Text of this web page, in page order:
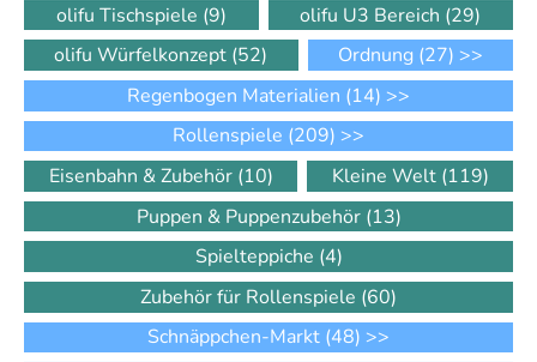
olifu Tischspiele (9) olifu U3 Bereich (29)
olifu Würfelkonzept (52) Ordnung (27) >>
Regenbogen Materialien (14) >>
Rollenspiele (209) >>
Eisenbahn & Zubehör (10) Kleine Welt (119)
Puppen & Puppenzubehör (13)
Spielteppiche (4)
Zubehör für Rollenspiele (60)
Schnäppchen-Markt (48) >>